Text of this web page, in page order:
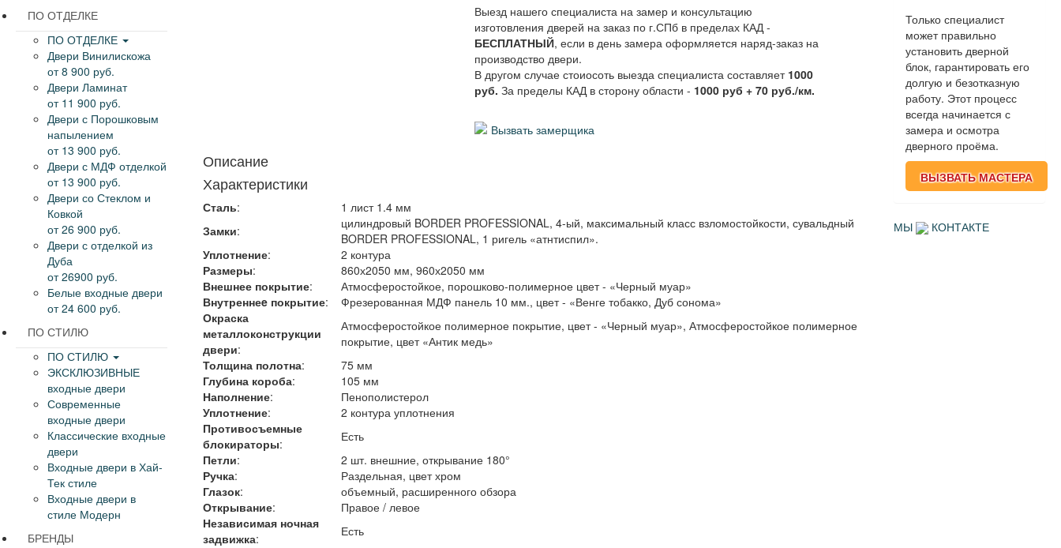
ПО ОТДЕЛКЕ
ПО ОТДЕЛКЕ
Двери Винилискожа
от 8 900 руб.
Двери Ламинат
от 11 900 руб.
Двери с Порошковым
напылением
от 13 900 руб.
Двери с МДФ отделкой
от 13 900 руб.
Двери со Стеклом и
Ковкой
от 26 900 руб.
Двери с отделкой из
Дуба
от 26900 руб.
Белые входные двери
от 24 600 руб.
ПО СТИЛЮ
ПО СТИЛЮ
ЭКСКЛЮЗИВНЫЕ
входные двери
Современные
входные двери
Классические входные
двери
Входные двери в Хай-
Тек стиле
Входные двери в
стиле Модерн
БРЕНДЫ
Выезд нашего специалиста на замер и консультацию
изготовления дверей на заказ по г.СПб в пределах КАД -
БЕСПЛАТНЫЙ, если в день замера оформляется наряд-заказ на
производство двери.
В другом случае стоиосоть выезда специалиста составляет 1000
руб. За пределы КАД в сторону области - 1000 руб + 70 руб./км.
Вызвать замерщика
Описание
Характеристики
Сталь:
1 лист 1.4 мм
Замки:
цилиндровый BORDER PROFESSIONAL, 4-ый, максимальный класс взломостойкости, сувальдный
BORDER PROFESSIONAL, 1 ригель «атнтиспил».
Уплотнение:
2 контура
Размеры:
860х2050 мм, 960х2050 мм
Внешнее покрытие:
Атмосферостойкое, порошково-полимерное цвет - «Черный муар»
Внутреннеe покрытие:
Фрезерованная МДФ панель 10 мм., цвет - «Венге тобакко, Дуб сонома»
Окраска
металлоконструкции
двери:
Атмосферостойкое полимерное покрытие, цвет - «Черный муар», Атмосферостойкое полимерное
покрытие, цвет «Антик медь»
Толщина полотна:
75 мм
Глубина короба:
105 мм
Наполнение:
Пенополистерол
Уплотнение:
2 контура уплотнения
Противосъемные
блокираторы:
Есть
Петли:
2 шт. внешние, открывание 180°
Ручка:
Раздельная, цвет хром
Глазок:
объемный, расширенного обзора
Открывание:
Правое / левое
Независимая ночная
задвижка: Есть
Только специалист
может правильно
установить дверной
блок, гарантировать его
долгую и безотказную
работу. Этот процесс
всегда начинается с
замера и осмотра
дверного проёма.
ВЫЗВАТЬ МАСТЕРА
МЫ КОНТАКТЕ